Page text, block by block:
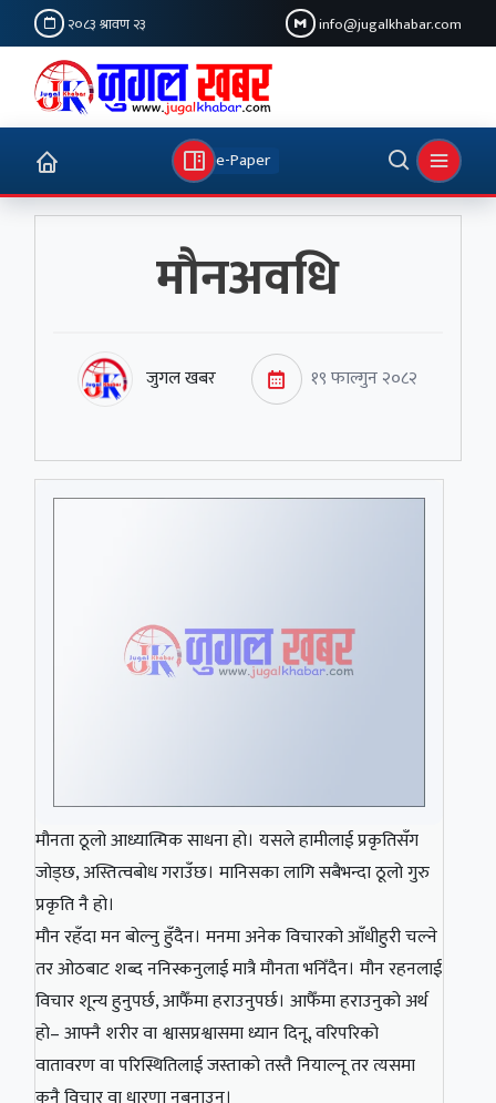
२०८३ श्रावण २३ info@jugalkhabar.com
e-Paper
मौनअवधि
जुगल खबर १९ फाल्गुन २०८२
मौनता ठूलो आध्यात्मिक साधना हो। यसले हामीलाई प्रकृतिसँग
जोड्छ, अस्तित्वबोध गराउँछ। मानिसका लागि सबैभन्दा ठूलो गुरु
प्रकृति नै हो।
मौन रहँदा मन बोल्नु हुँदैन। मनमा अनेक विचारको आँधीहुरी चल्ने
तर ओठबाट शब्द ननिस्कनुलाई मात्रै मौनता भनिँदैन। मौन रहनलाई
विचार शून्य हुनुपर्छ, आफैँमा हराउनुपर्छ। आफैँमा हराउनुको अर्थ
हो– आफ्नै शरीर वा श्वासप्रश्वासमा ध्यान दिनू, वरिपरिको
वातावरण वा परिस्थितिलाई जस्ताको तस्तै नियाल्नू तर त्यसमा